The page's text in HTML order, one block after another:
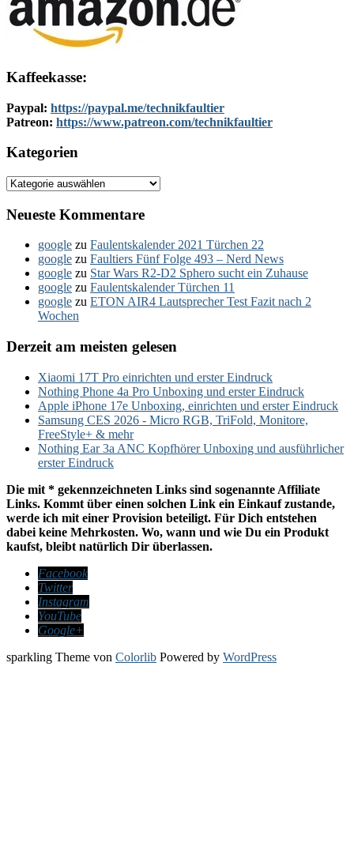
Kaffeekasse:
Paypal: https://paypal.me/technikfaultier
Patreon: https://www.patreon.com/technikfaultier
Kategorien
Kategorien
Neueste Kommentare
google zu Faulentskalender 2021 Türchen 22
google zu Faultiers Fünf Folge 493 – Nerd News
google zu Star Wars R2-D2 Sphero sucht ein Zuhause
google zu Faulentskalender Türchen 11
google zu ETON AIR4 Lautsprecher Test Fazit nach 2
Wochen
Derzeit am meisten gelesen
Xiaomi 17T Pro einrichten und erster Eindruck
Nothing Phone 4a Pro Unboxing und erster Eindruck
Apple iPhone 17e Unboxing, einrichten und erster Eindruck
Samsung CES 2026 - Micro RGB, TriFold, Monitore,
FreeStyle+ & mehr
Nothing Ear 3a ANC Kopfhörer Unboxing und ausführlicher
erster Eindruck
Die mit * gekennzeichneten Links sind sogenannte Affiliate
Links. Kommt über einen solchen Link ein Einkauf zustande,
werde ich mit einer Provision beteiligt. Für Dich entstehen
dabei keine Mehrkosten. Wo, wann und wie Du ein Produkt
kaufst, bleibt natürlich Dir überlassen.
Facebook
Twitter
Instagram
YouTube
Google+
sparkling Theme von Colorlib Powered by WordPress